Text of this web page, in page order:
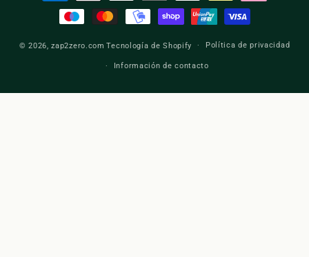
© 2026,zap2zero.com Tecnología de Shopify Política de privacidad
Información de contacto